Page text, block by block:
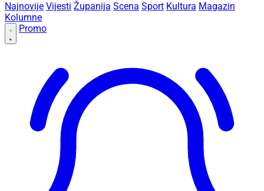
Najnovije Vijesti Županija Scena Sport Kultura Magazin
Kolumne
Promo